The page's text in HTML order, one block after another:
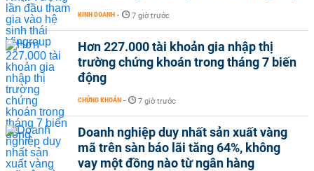
KINH DOANH - 7 giờ trước
Hơn 227.000 tài khoản gia nhập thị
trường chứng khoán trong tháng 7 biến
động
CHỨNG KHOÁN - 7 giờ trước
Doanh nghiệp duy nhất sản xuất vàng
mã trên sàn báo lãi tăng 64%, không
vay một đồng nào từ ngân hàng